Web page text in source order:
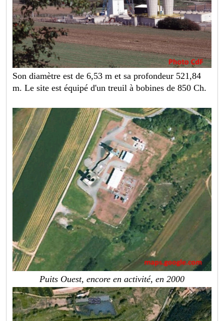
Son diamètre est de 6,53 m et sa profondeur 521,84
m. Le site est équipé d'un treuil à bobines de 850 Ch.
Puits Ouest, encore en activité, en 2000